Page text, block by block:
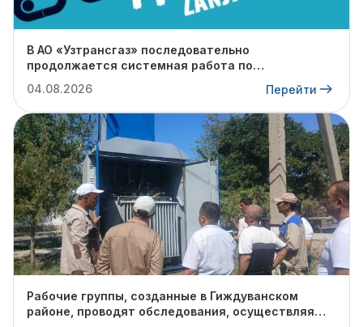
В АО «Узтрансгаз» последовательно
продолжается системная работа по
04.08.2026 Перейти
Рабочие группы, созданные в Гиждуванском
районе, проводят обследования, осуществляя